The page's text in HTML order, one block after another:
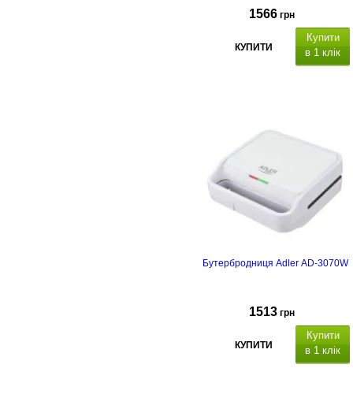
1566 грн
КУПИТИ
Купити
в 1 клік
Бутербродниця Adler AD-3070W
1513 грн
КУПИТИ
Купити
в 1 клік